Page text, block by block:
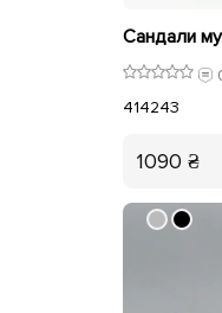
Сандали
414243
1090 ₴